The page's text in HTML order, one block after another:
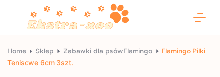
Ekstra-
zoo
Home Sklep Zabawki dla psówFlamingo
Flamingo Piłki
Tenisowe 6cm 3szt.